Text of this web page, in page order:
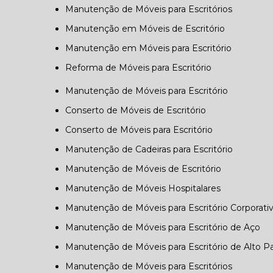
Manutenção de Móveis para Escritórios
Manutenção em Móveis de Escritório
Manutenção em Móveis para Escritório
Reforma de Móveis para Escritório
Manutenção de Móveis para Escritório
Conserto de Móveis de Escritório
Conserto de Móveis para Escritório
Manutenção de Cadeiras para Escritório
Manutenção de Móveis de Escritório
Manutenção de Móveis Hospitalares
Manutenção de Móveis para Escritório
Manutenção de Móveis para Escritório de Aço
Manutenção de Móveis para Escritório de Alto
Manutenção de Móveis para Escritórios